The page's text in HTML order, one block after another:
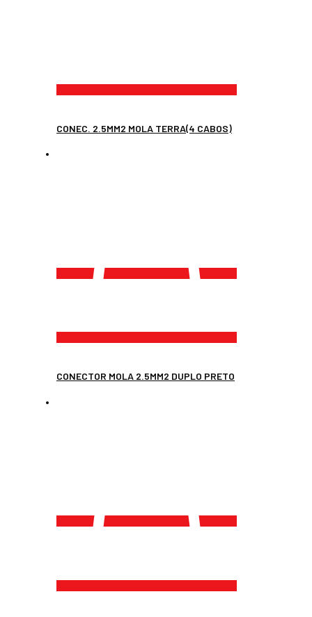
CONEC. 2.5MM2 MOLA TERRA(4 CABOS)
CONECTOR MOLA 2.5MM2 DUPLO PRETO